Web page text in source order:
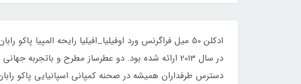
دسترس طرفداران همیشه در صحنه کمپانی اسپانیایی پاکو